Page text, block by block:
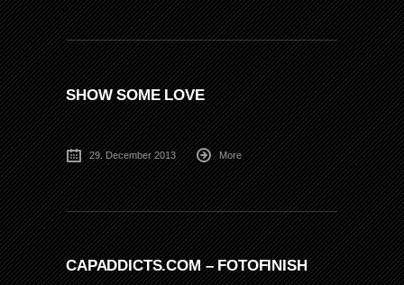
SHOW SOME LOVE
29. December 2013 More
CAPADDICTS.COM – FOTOFINISH